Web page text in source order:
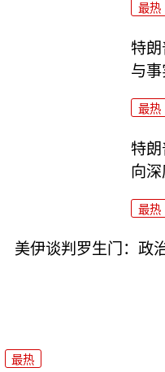
最热
特朗
与事
最热
特
向深
最热
美伊谈判罗生门：政
最热